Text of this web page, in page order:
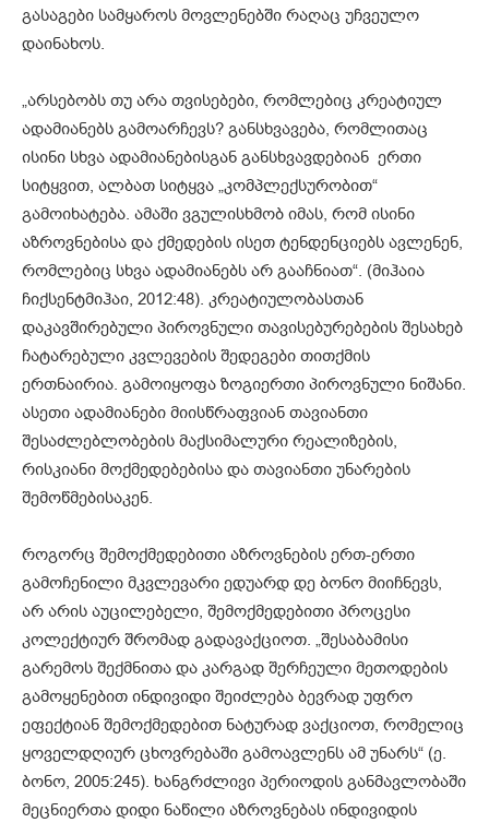
გასაგები სამყაროს მოვლენებში რაღაც უჩვეულო
დაინახოს.
„არსებობს თუ არა თვისებები, რომლებიც კრეატიულ
ადამიანებს გამოარჩევს? განსხვავება, რომლითაც
ისინი სხვა ადამიანებისგან განსხვავდებიან ერთი
სიტყვით, ალბათ სიტყვა „კომპლექსურობით“
გამოიხატება. ამაში ვგულისხმობ იმას, რომ ისინი
აზროვნებისა და ქმედების ისეთ ტენდენციებს ავლენენ,
რომლებიც სხვა ადამიანებს არ გააჩნიათ“. (მიჰაია
ჩიქსენტმიჰაი, 2012:48). კრეატიულობასთან
დაკავშირებული პიროვნული თავისებურებების შესახებ
ჩატარებული კვლევების შედეგები თითქმის
ერთნაირია. გამოიყოფა ზოგიერთი პიროვნული ნიშანი.
ასეთი ადამიანები მიისწრაფვიან თავიანთი
შესაძლებლობების მაქსიმალური რეალიზების,
რისკიანი მოქმედებებისა და თავიანთი უნარების
შემოწმებისაკენ.
როგორც შემოქმედებითი აზროვნების ერთ-ერთი
გამოჩენილი მკვლევარი ედუარდ დე ბონო მიიჩნევს,
არ არის აუცილებელი, შემოქმედებითი პროცესი
კოლექტიურ შრომად გადავაქციოთ. „შესაბამისი
გარემოს შექმნითა და კარგად შერჩეული მეთოდების
გამოყენებით ინდივიდი შეიძლება ბევრად უფრო
ეფექტიან შემოქმედებით ნატურად ვაქციოთ, რომელიც
ყოველდღიურ ცხოვრებაში გამოავლენს ამ უნარს“ (ე.
ბონო, 2005:245). ხანგრძლივი პერიოდის განმავლობაში
მეცნიერთა დიდი ნაწილი აზროვნებას ინდივიდის